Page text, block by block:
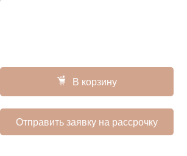
В корзину
Отправить заявку на рассрочку